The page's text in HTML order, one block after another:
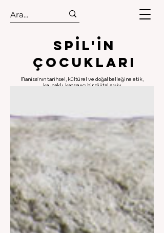
.
.
Spıl'in
Çocukları
Manisa'nın tarihsel, kültürel ve doğal belleğine etik,
kaynaklı, kapsayıcı bir dijital arşiv